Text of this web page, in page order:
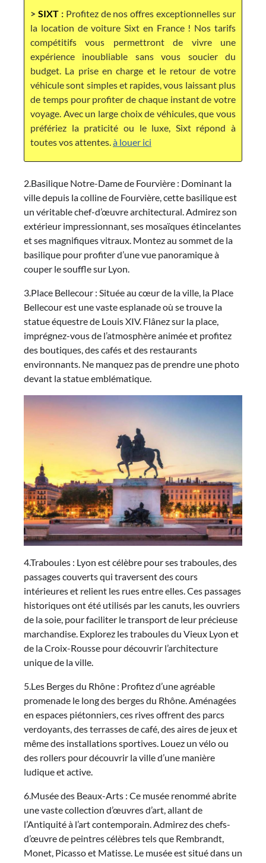
> SIXT:Profitez de nos offres exceptionnelles sur
la location de voiture Sixt en France ! Nos tarifs
compétitifs vous permettront de vivre une
expérience inoubliable sans vous soucier du
budget. La prise en charge et le retour de votre
véhicule sont simples et rapides, vous laissant plus
de temps pour profiter de chaque instant de votre
voyage. Avec un large choix de véhicules, que vous
préfériez la praticité ou le luxe, Sixt répond à
toutes vos attentes.à louer ici
2.Basilique Notre-Dame de Fourvière : Dominant la
ville depuis la colline de Fourvière, cette basilique est
un véritable chef-d’œuvre architectural. Admirez son
extérieur impressionnant, ses mosaïques étincelantes
et ses magnifiques vitraux. Montez au sommet de la
basilique pour profiter d’une vue panoramique à
couper le souffle sur Lyon.
3.Place Bellecour : Située au cœur de la ville, la Place
Bellecour est une vaste esplanade où se trouve la
statue équestre de Louis XIV. Flânez sur la place,
imprégnez-vous de l’atmosphère animée et profitez
des boutiques, des cafés et des restaurants
environnants. Ne manquez pas de prendre une photo
devant la statue emblématique.
4.Traboules : Lyon est célèbre pour ses traboules, des
passages couverts qui traversent des cours
intérieures et relient les rues entre elles. Ces passages
historiques ont été utilisés par les canuts, les ouvriers
de la soie, pour faciliter le transport de leur précieuse
marchandise. Explorez les traboules du Vieux Lyon et
de la Croix-Rousse pour découvrir l’architecture
unique de la ville.
5.Les Berges du Rhône : Profitez d’une agréable
promenade le long des berges du Rhône. Aménagées
en espaces piétonniers, ces rives offrent des parcs
verdoyants, des terrasses de café, des aires de jeux et
même des installations sportives. Louez un vélo ou
des rollers pour découvrir la ville d’une manière
ludique et active.
6.Musée des Beaux-Arts : Ce musée renommé abrite
une vaste collection d’œuvres d’art, allant de
l’Antiquité à l’art contemporain. Admirez des chefs-
d’œuvre de peintres célèbres tels que Rembrandt,
Monet, Picasso et Matisse. Le musée est situé dans un